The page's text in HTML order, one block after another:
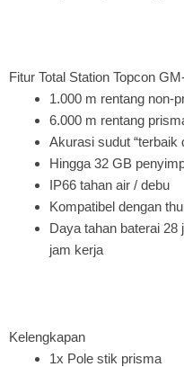
Fitur Total Station Topcon
1.000 m rentang non-
6.000 m rentang
Akurasi sudut “terbaik
Hingga 32 GB
IP66 tahan air / debu
Kompatibel dengan
Daya tahan baterai
jam kerja
Kelengkapan
1x Pole stik prisma